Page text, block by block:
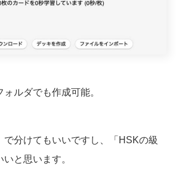
ルダでも作成可能。
で分けてもいいですし、「HSKの級
と思います。